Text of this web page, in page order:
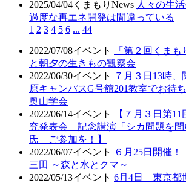
2025/04/04 くまもりNews 人々の生
過度な再エネ開発は間違っている
1 2 3 4 5 6 ... 44
2022/07/08イベント
「第２回くまも
と朝夕の生きもの観察会
2022/06/30イベント
７月３日13時
原キャンパスG号館201教室でお
奥山学会
2022/06/14イベント
【７月３日第
究発表会 記念講演「シカ問題を問
氏 ご参加を！】
2022/06/07イベント
６月25日開催
三田 ～森と水とクマ～
2022/05/13イベント 6月4日 東京都